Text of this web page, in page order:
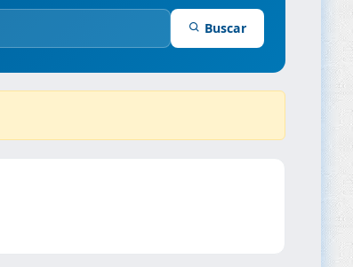
Buscar